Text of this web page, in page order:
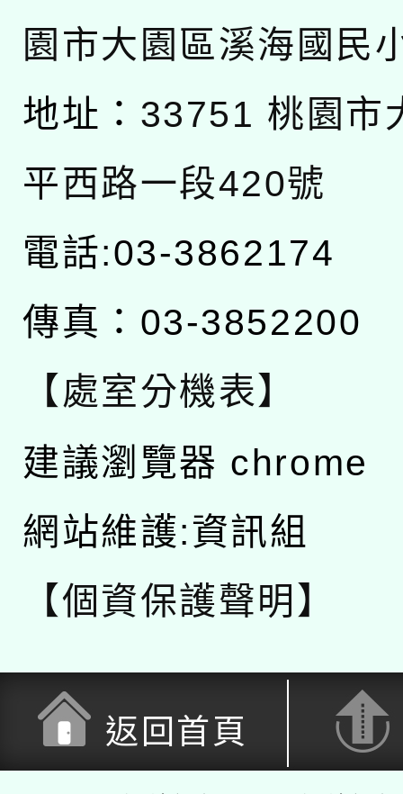
園市大園區溪海國民
地址： 33751 桃園市
平西路一段420號
電話:03-3862174
傳真：03-3852200
【處室分機表】
建議瀏覽器 chrome
網站維護:資訊組
【個資保護聲明】
返回首頁